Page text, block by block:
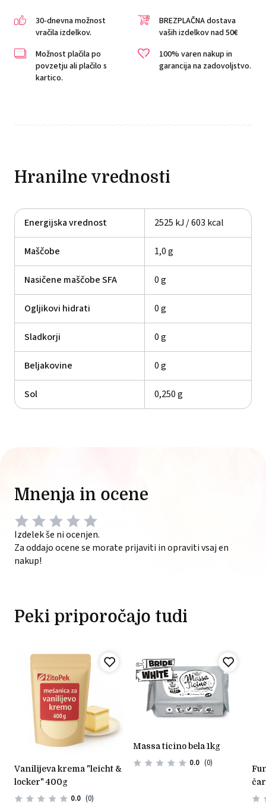
30-dnevna možnost
vračila izdelkov.
BREZPLAČNA dostava
vaših izdelkov nad 50€
Možnost plačila po
povzetju ali plačilo s
kartico.
100% varen nakup in
garancija na zadovoljstvo.
Hranilne vrednosti
Energijska vrednost 2525 kJ / 603 kcal
Maščobe 1,0 g
Nasičene maščobe SFA 0 g
Ogljikovi hidrati 0 g
Sladkorji 0 g
Beljakovine 0 g
Sol 0,250 g
Mnenja in ocene
Izdelek še ni ocenjen.
Za oddajo ocene se morate prijaviti in opraviti vsaj en
nakup!
Peki priporočajo tudi
vanilijeva krema "leicht &
locker" 400g
0.0 (0)
massa ticino bela 1kg
0.0 (0)
funcakes mešanica za
–